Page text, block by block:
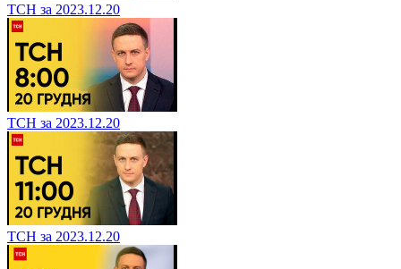
ТСН за 2023.12.20
ТСН за 2023.12.20
ТСН за 2023.12.20